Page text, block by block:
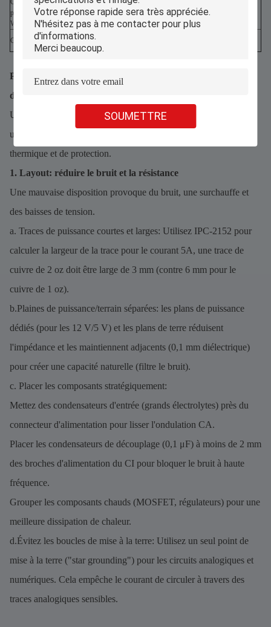
SOUMETTRE
Coût (haute
puissance > 100
W)
50$ à 200$ (transformateurs
coûteux)
30$ à 100$ (moins cher à l'échelle)
Gestion thermique
Besoin de grands dissipateurs
de chaleur
Principales considérations de conception pour les PCB
d'alimentation
Un excellent circuit imprimé d'alimentation n'est pas seulement
une question de composants, il s'agit de disposition, de gestion
thermique et de protection.
1. Layout: réduire le bruit et la résistance
Une mauvaise disposition provoque du bruit, une surchauffe et
des baisses de tension.
a. Traces de puissance courtes et larges: Utilisez IPC-2152 pour
calculer la largeur de la trace pour le courant 5A, une trace de
cuivre de 2 oz doit être large de 3 mm (contre 6 mm pour le
cuivre de 1 oz).
b.Plaines de puissance/terrain séparées: les plans de puissance
dédiés (pour les 12 V/5 V) et les plans de terre réduisent
l'impédance et les maintiennent adjacents (0,1 mm diélectrique)
pour créer une capacité naturelle (filtre le bruit).
c. Placer les composants stratégiquement:
Mettez des condensateurs d'entrée (grands électrolytes) près du
connecteur d'alimentation pour lisser l'ondulation CA.
Placer les condensateurs de découplage (0,1 μF) à moins de 2 mm
des broches d'alimentation du CI pour bloquer le bruit à haute
fréquence.
Grouper les composants chauds (MOSFET, régulateurs) pour une
meilleure dissipation de chaleur.
d.Évitez les boucles de mise à la terre: Utilisez un seul point de
mise à la terre ("star grounding") pour les circuits analogiques et
numériques. Cela empêche le courant de circuler à travers des
traces analogiques sensibles.